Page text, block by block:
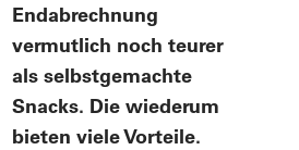
Endabrechnung
vermutlich noch teurer
als selbstgemachte
Snacks. Die wiederum
bieten viele Vorteile.